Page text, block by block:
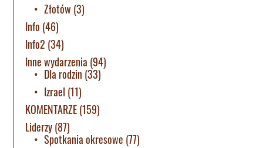
Złotów (3)
Info (46)
Info2 (34)
Inne wydarzenia (94)
Dla rodzin (33)
Izrael (11)
KOMENTARZE(159)
Liderzy(87)
Spotkania okresowe (77)